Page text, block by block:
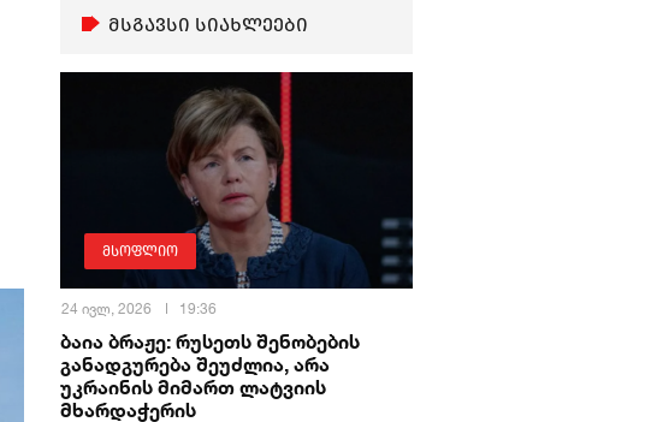
მსგავსი სიახლეები
მსოფლიო
24 ივლ, 2026 19:36
ბაია ბრაჟე: რუსეთს შენობების
განადგურება შეუძლია, არა
უკრაინის მიმართ ლატვიის
მხარდაჭერის